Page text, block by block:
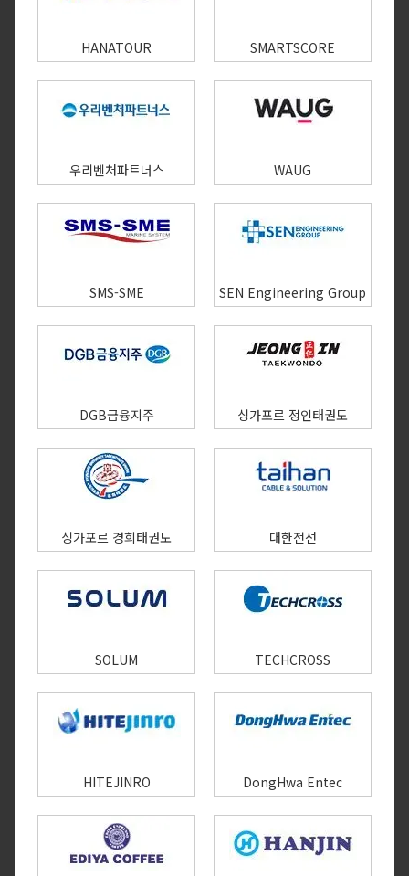
HANATOUR SMARTSCORE
우리벤처파트너스 WAUG
SMS-SME SEN Engineering Group
DGB금융지주 싱가포르 정인태권도
싱가포르 경희태권도 대한전선
SOLUM TECHCROSS
HITEJINRO DongHwa Entec